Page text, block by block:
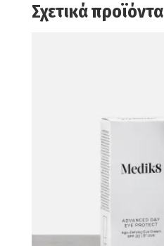
Σχετικά προϊόντα